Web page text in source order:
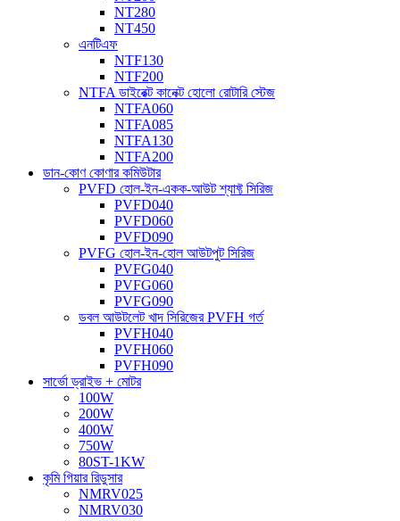
NT280
NT450
এনটিএফ
NTF130
NTF200
NTFA ডাইরেক্ট কানেক্ট হোলো রোটারি স্টেজ
NTFA060
NTFA085
NTFA130
NTFA200
ডান-কোণ কোণার কমিউটার
PVFD হোল-ইন-একক-আউট শ্যাফ্ট সিরিজ
PVFD040
PVFD060
PVFD090
PVFG হোল-ইন-হোল আউটপুট সিরিজ
PVFG040
PVFG060
PVFG090
ডবল আউটলেট খাদ সিরিজের PVFH গর্ত
PVFH040
PVFH060
PVFH090
সার্ভো ড্রাইভ + মোটর
100W
200W
400W
750W
80ST-1KW
কৃমি গিয়ার রিডুসার
NMRV025
NMRV030